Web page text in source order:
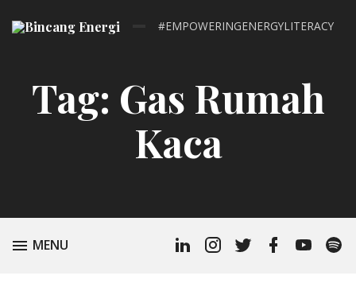
#EMPOWERINGENERGYLITERACY
LinkedinInstagramTwitterFacebookYoutube
Tag: Gas Rumah
Kaca
TOGGLE
MENU